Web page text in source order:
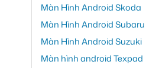
Màn Hình Android Skoda
Màn Hình Android Subaru
Màn Hình Android Suzuki
Màn hình android Texpad